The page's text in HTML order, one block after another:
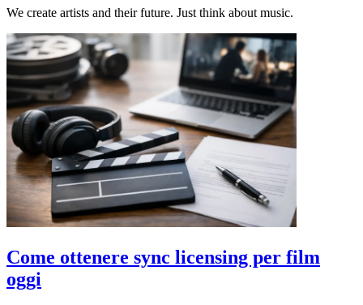
We create artists and their future. Just think about music.
Come ottenere sync licensing per film
oggi